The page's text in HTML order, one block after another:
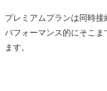
プレミアムプランは同時
パフォーマンス的にそこ
ます。